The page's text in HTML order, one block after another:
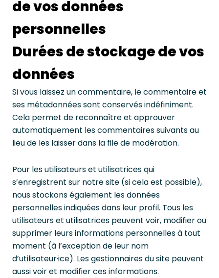
de vos données
personnelles
Durées de stockage de vos
données
Si vous laissez un commentaire, le commentaire et
ses métadonnées sont conservés indéfiniment.
Cela permet de reconnaître et approuver
automatiquement les commentaires suivants au
lieu de les laisser dans la file de modération.
Pour les utilisateurs et utilisatrices qui
s’enregistrent sur notre site (si cela est possible),
nous stockons également les données
personnelles indiquées dans leur profil. Tous les
utilisateurs et utilisatrices peuvent voir, modifier ou
supprimer leurs informations personnelles à tout
moment (à l’exception de leur nom
d’utilisateur·ice). Les gestionnaires du site peuvent
aussi voir et modifier ces informations.